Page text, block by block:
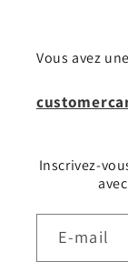
Vous avez
Inscrivez-
E-mail